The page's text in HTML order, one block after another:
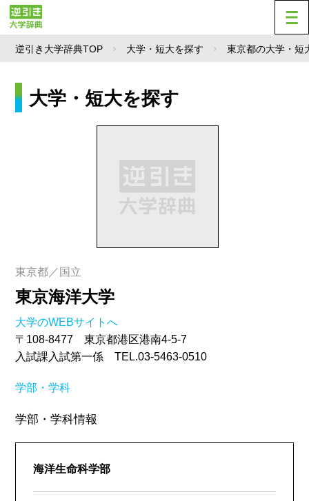
逆引き大学辞典TOP 大学・短大を探す 東京都の大学・短
大学・短大を探す
東京都／国立
東京海洋大学
大学のWEBサイトへ
〒108-8477 東京都港区港南4-5-7
入試課入試第一係 TEL.03-5463-0510
学部・学科
学部・学科情報
海洋生命科学部